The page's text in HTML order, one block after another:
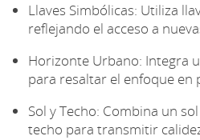
Llaves Simbólicas: Utiliza
reflejando el acceso a
Horizonte Urbano: Integra
para resaltar el enfoque en
Sol y Techo: Combina un
techo para transmitir